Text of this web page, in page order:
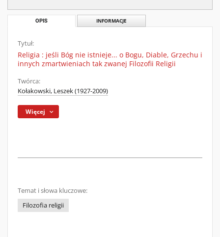
OPIS INFORMACJE
Tytuł:
Religia : jeśli Bóg nie istnieje... o Bogu, Diable, Grzechu i
innych zmartwieniach tak zwanej Filozofii Religii
Twórca:
Kołakowski, Leszek (1927-2009)
Więcej
Temat i słowa kluczowe:
Filozofia religii